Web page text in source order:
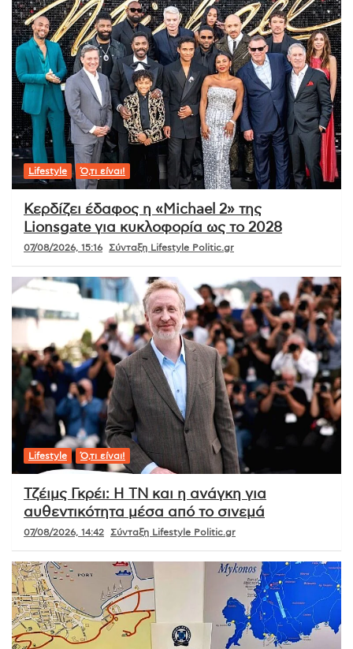
Lifestyle Ό,τι είναι!
Κερδίζει έδαφος η «Michael 2» της
Lionsgate για κυκλοφορία ως το 2028
07/08/2026, 15:16 Σύνταξη Lifestyle Politic.gr
Lifestyle Ό,τι είναι!
Τζέιμς Γκρέι: Η ΤΝ και η ανάγκη για
αυθεντικότητα μέσα από το σινεμά
07/08/2026, 14:42 Σύνταξη Lifestyle Politic.gr